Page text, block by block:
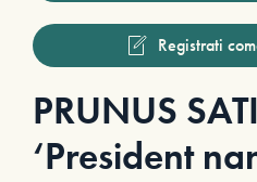
Registrati
PRUNUS
‘President